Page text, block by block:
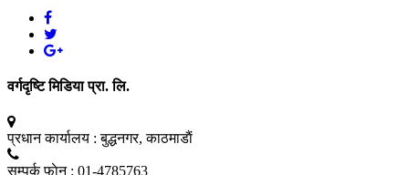
वर्गदृष्टि मिडिया प्रा. लि.
प्रधान कार्यालय : बुद्धनगर, काठमाडाैं
सम्पर्क फाेन : 01-4785763